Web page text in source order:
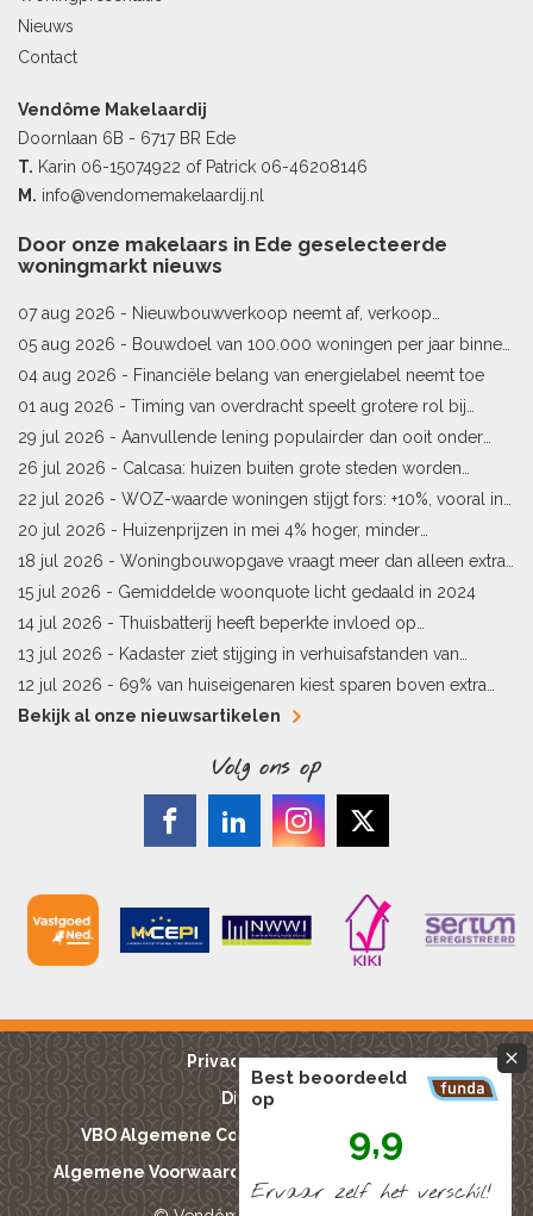
Nieuws
Contact
Vendôme Makelaardij
Doornlaan 6B - 6717 BR Ede
T. Karin 06-15074922 of Patrick 06-46208146
M. info@vendomemakelaardij.nl
Door onze makelaars in Ede geselecteerde
woningmarkt nieuws
07 aug 2026 - Nieuwbouwverkoop neemt af, verkoop
bestaande woningen stijgt
05 aug 2026 - Bouwdoel van 100.000 woningen per jaar binnen
bereik
04 aug 2026 - Financiële belang van energielabel neemt toe
01 aug 2026 - Timing van overdracht speelt grotere rol bij
woningprijs
29 jul 2026 - Aanvullende lening populairder dan ooit onder
starters
26 jul 2026 - Calcasa: huizen buiten grote steden worden
sneller meer waard
22 jul 2026 - WOZ-waarde woningen stijgt fors: +10%, vooral in
Limburg en Pekela
20 jul 2026 - Huizenprijzen in mei 4% hoger, minder
woningverkopen
18 jul 2026 - Woningbouwopgave vraagt meer dan alleen extra
vergunningen
15 jul 2026 - Gemiddelde woonquote licht gedaald in 2024
14 jul 2026 - Thuisbatterij heeft beperkte invloed op
energielabel
13 jul 2026 - Kadaster ziet stijging in verhuisafstanden van
kopers
12 jul 2026 - 69% van huiseigenaren kiest sparen boven extra
hypotheekaflossing
Bekijk al onze nieuwsartikelen
Volg ons op
Privacy reglement
Disclaimer
VBO Algemene Consumentenvoorwaarden
Algemene Voorwaarden Bouwkundige keuringen
Best beoordeeld
op
9,9
Ervaar zelf het verschíl!